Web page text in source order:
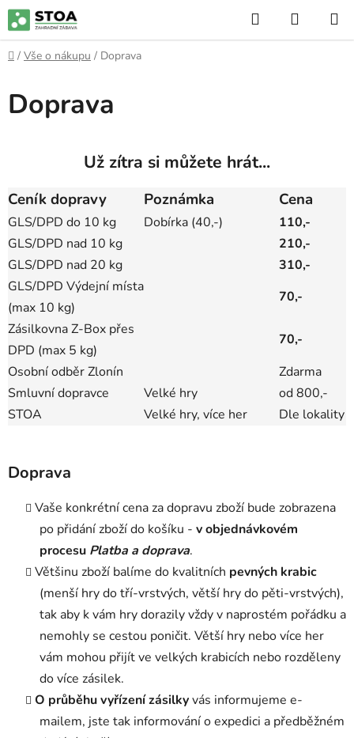
Přejít
na
obsah
Hledat
KOŠÍK
Domů
/ Vše o nákupu / Doprava
Doprava
Už zítra si můžete hrát...
Ceník dopravy Poznámka Cena
GLS/DPD do 10 kg Dobírka (40,-)
110,-
GLS/DPD nad 10 kg
210,-
GLS/DPD nad 20 kg
310,-
GLS/DPD Výdejní místa
(max 10 kg)
70,-
Zásilkovna Z-Box přes
DPD (max 5 kg)
70,-
Osobní odběr Zlonín
Zdarma
Smluvní dopravce
Velké hry
od 800,-
STOA
Velké hry, více her Dle lokality
Doprava
Vaše konkrétní cena za dopravu zboží bude zobrazena
po přidání zboží do košíku - v objednávkovém
procesu Platba a doprava.
Většinu zboží balíme do kvalitních pevných krabic
(menší hry do tří-vrstvých, větší hry do pěti-vrstvých),
tak aby k vám hry dorazily vždy v naprostém pořádku a
nemohly se cestou poničit. Větší hry nebo více her
vám mohou přijít ve velkých krabicích nebo rozděleny
do více zásilek.
O průběhu vyřízení zásilkyvás informujeme e-
mailem, jste tak informování o expedici a předběžném